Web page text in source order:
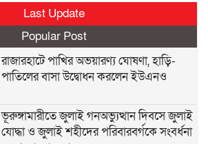
Last Update
Popular Post
রাজারহাটে পাখির অভয়ারণ্য ঘোষণা, হাড়ি-
পাতিলের বাসা উদ্বোধন করলেন ইউএনও
ভূরুঙ্গামারীতে জুলাই গনঅভ্যুত্থান দিবসে জুলাই
যোদ্ধা ও জুলাই শহীদের পরিবারবর্গকে সংবর্ধনা